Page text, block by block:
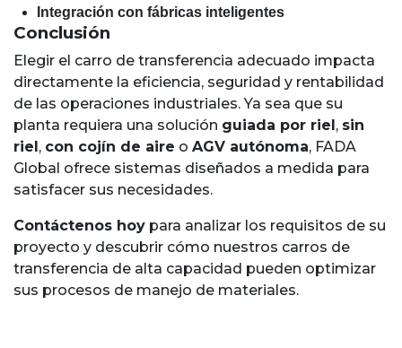
Integración con fábricas inteligentes
Conclusión
Elegir el carro de transferencia adecuado impacta
directamente la eficiencia, seguridad y rentabilidad
de las operaciones industriales. Ya sea que su
planta requiera una solución guiada por riel , sin
riel , con cojín de aire o AGV autónoma, FADA
Global ofrece sistemas diseñados a medida para
satisfacer sus necesidades.
Contáctenos hoy para analizar los requisitos de su
proyecto y descubrir cómo nuestros carros de
transferencia de alta capacidad pueden optimizar
sus procesos de manejo de materiales.